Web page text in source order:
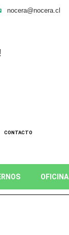
nocera@nocera.cl
CONTACTO
OFICINA